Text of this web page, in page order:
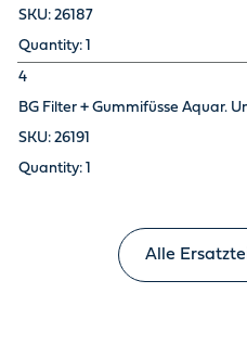
26187
1
4
BG Filter + Gummifüsse Aquar.
26191
1
Alle